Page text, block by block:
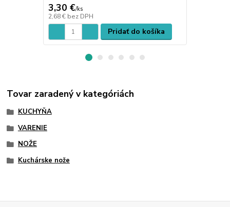
3,30 €/ks
2,68 € bez DPH
Pridať do košíka
Tovar zaradený v kategóriách
KUCHYŇA
VARENIE
NOŽE
Kuchárske nože